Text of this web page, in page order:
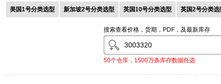
美国1号分类选型 新加坡2号分类选型 英国10号分类选型 英国2号分类选
搜索查看价格，货期，PDF，及最新库存
50个仓库，1500万条库存数据任选